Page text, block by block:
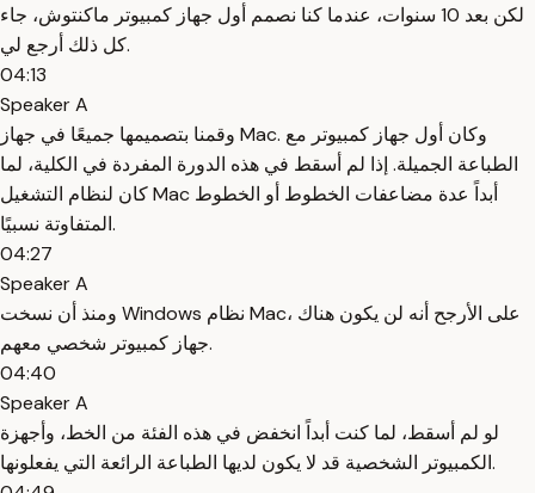
لكن بعد 10 سنوات، عندما كنا نصمم أول جهاز كمبيوتر ماكنتوش، جاء
كل ذلك أرجع لي.
04:13
Speaker A
وقمنا بتصميمها جميعًا في جهاز Mac. وكان أول جهاز كمبيوتر مع
الطباعة الجميلة. إذا لم أسقط في هذه الدورة المفردة في الكلية، لما
كان لنظام التشغيل Mac أبداً عدة مضاعفات الخطوط أو الخطوط
المتفاوتة نسبيًا.
04:27
Speaker A
ومنذ أن نسخت Windows نظام Mac، على الأرجح أنه لن يكون هناك
جهاز كمبيوتر شخصي معهم.
04:40
Speaker A
لو لم أسقط، لما كنت أبداً انخفض في هذه الفئة من الخط، وأجهزة
الكمبيوتر الشخصية قد لا يكون لديها الطباعة الرائعة التي يفعلونها.